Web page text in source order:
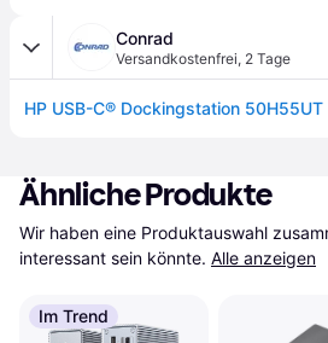
Conrad
Versandkostenfrei, 2 Tage
Ähnliche Produkte
Wir haben eine Produktauswahl
interessant sein könnte. Alle anzeigen
Im Trend